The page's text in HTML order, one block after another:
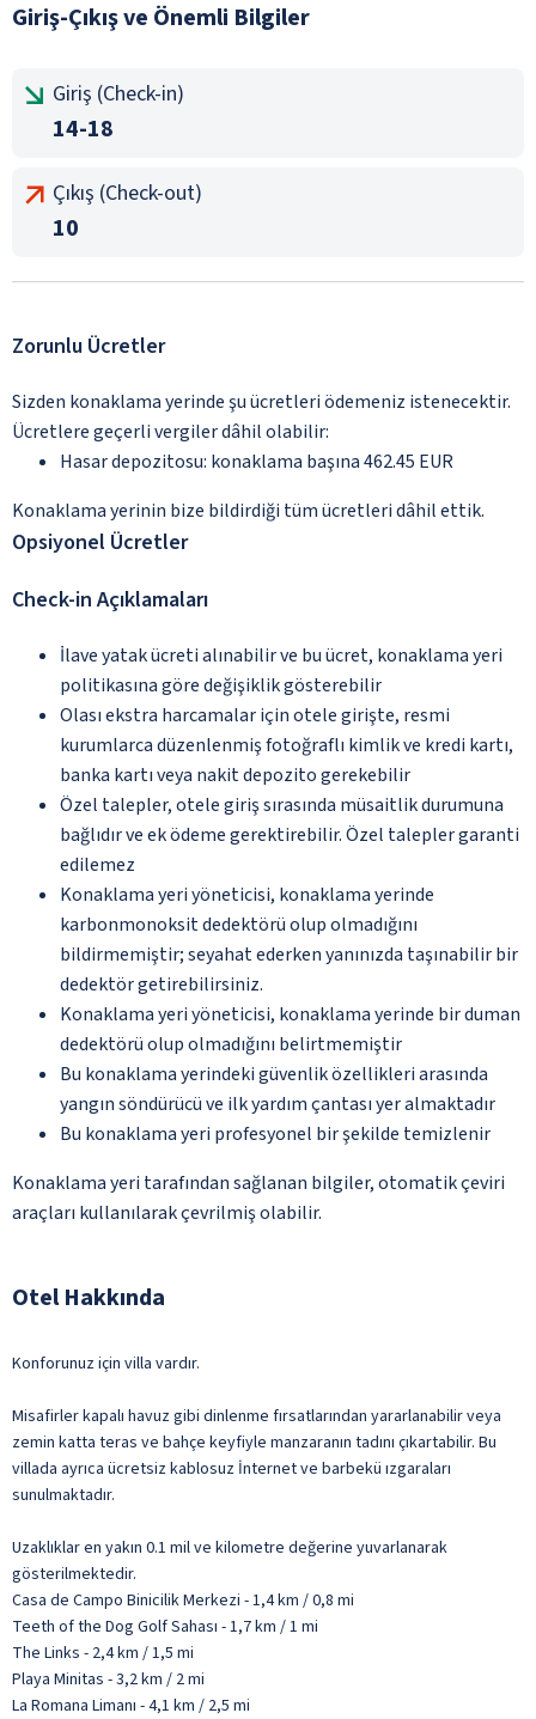
Giriş-Çıkış ve Önemli Bilgiler
Giriş (Check-in)
14-18
Çıkış (Check-out)
10
Zorunlu Ücretler
Sizden konaklama yerinde şu ücretleri ödemeniz istenecektir.
Ücretlere geçerli vergiler dâhil olabilir:
Hasar depozitosu: konaklama başına 462.45 EUR
Konaklama yerinin bize bildirdiği tüm ücretleri dâhil ettik.
Opsiyonel Ücretler
Check-in Açıklamaları
İlave yatak ücreti alınabilir ve bu ücret, konaklama yeri
politikasına göre değişiklik gösterebilir
Olası ekstra harcamalar için otele girişte, resmi
kurumlarca düzenlenmiş fotoğraflı kimlik ve kredi kartı,
banka kartı veya nakit depozito gerekebilir
Özel talepler, otele giriş sırasında müsaitlik durumuna
bağlıdır ve ek ödeme gerektirebilir. Özel talepler garanti
edilemez
Konaklama yeri yöneticisi, konaklama yerinde
karbonmonoksit dedektörü olup olmadığını
bildirmemiştir; seyahat ederken yanınızda taşınabilir bir
dedektör getirebilirsiniz.
Konaklama yeri yöneticisi, konaklama yerinde bir duman
dedektörü olup olmadığını belirtmemiştir
Bu konaklama yerindeki güvenlik özellikleri arasında
yangın söndürücü ve ilk yardım çantası yer almaktadır
Bu konaklama yeri profesyonel bir şekilde temizlenir
Konaklama yeri tarafından sağlanan bilgiler, otomatik çeviri
araçları kullanılarak çevrilmiş olabilir.
Otel Hakkında
Konforunuz için villa vardır.
Misafirler kapalı havuz gibi dinlenme fırsatlarından yararlanabilir veya
zemin katta teras ve bahçe keyfiyle manzaranın tadını çıkartabilir. Bu
villada ayrıca ücretsiz kablosuz İnternet ve barbekü ızgaraları
sunulmaktadır.
Uzaklıklar en yakın 0.1 mil ve kilometre değerine yuvarlanarak
gösterilmektedir.
Casa de Campo Binicilik Merkezi - 1,4 km / 0,8 mi
Teeth of the Dog Golf Sahası - 1,7 km / 1 mi
The Links - 2,4 km / 1,5 mi
Playa Minitas - 3,2 km / 2 mi
La Romana Limanı - 4,1 km / 2,5 mi